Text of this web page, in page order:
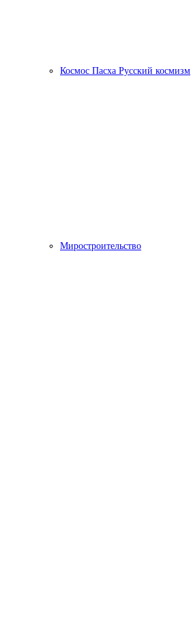
Космос Пасха Русский космизм
Миростроительство